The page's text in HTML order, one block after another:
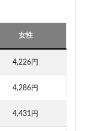
女性
4,226円
4,286円
4,431円